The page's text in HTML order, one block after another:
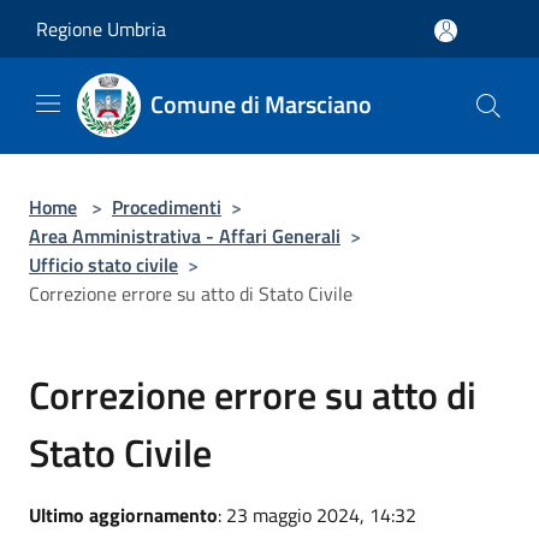
Regione Umbria
Comune di Marsciano
Home > Procedimenti >
Area Amministrativa - Affari Generali >
Ufficio stato civile >
Correzione errore su atto di Stato Civile
Correzione errore su atto di
Stato Civile
Ultimo aggiornamento: 23 maggio 2024, 14:32